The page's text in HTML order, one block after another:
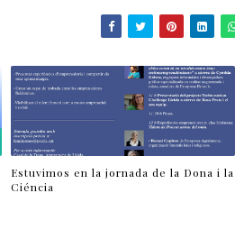
Estuvimos en la jornada de la Dona i la
Ciéncia